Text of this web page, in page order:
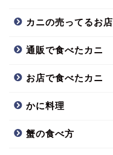
カニの売ってるお店
通販で食べたカニ
お店で食べたカニ
かに料理
蟹の食べ方